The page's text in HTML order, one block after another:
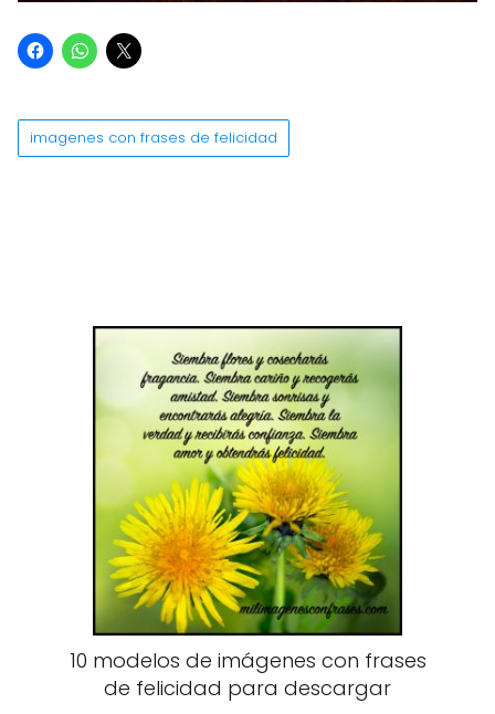
imagenes con frases de felicidad
10 modelos de imágenes con frases
de felicidad para descargar